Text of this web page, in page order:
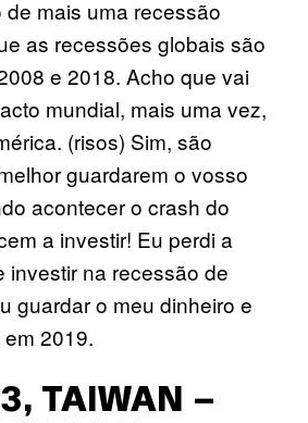
mais uma recessão
as recessões globais são
e 2018. Acho que vai
mundial, mais uma vez,
(risos) Sim, são
guardarem o vosso
acontecer o crash do
a investir! Eu perdi a
investir na recessão de
guardar o meu dinheiro e
2019.
TAIWAN –